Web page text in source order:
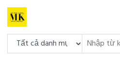
DANH
MỤC
MENU